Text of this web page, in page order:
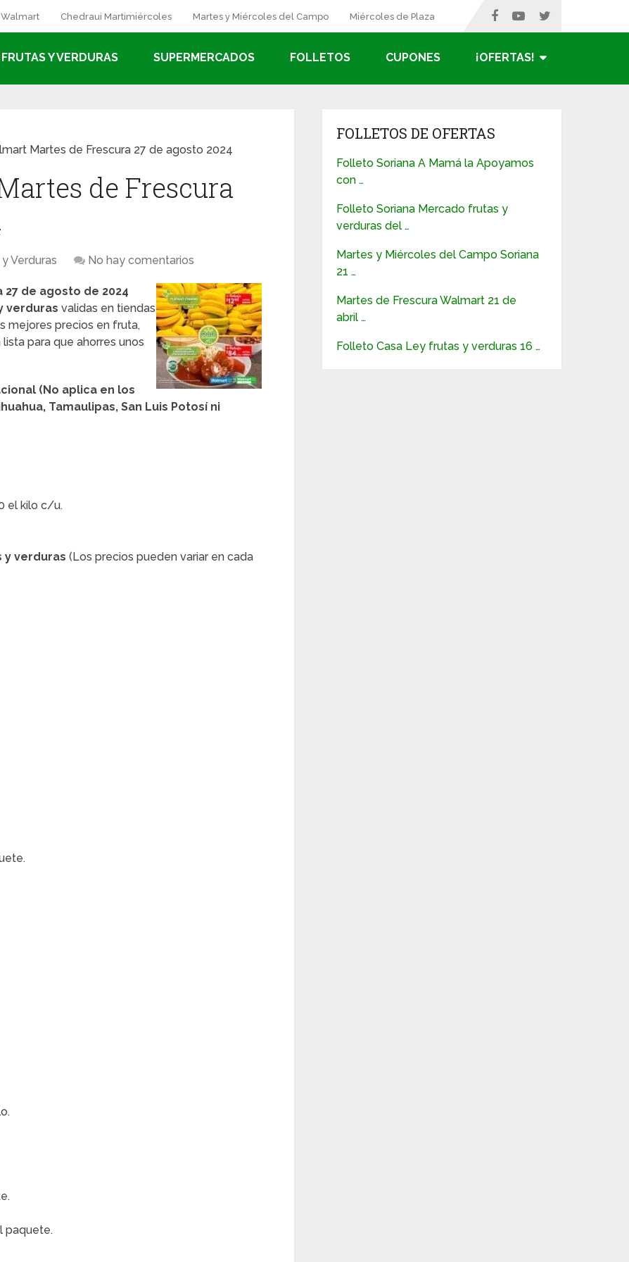
Chedraui Martimiércoles Martes y Miércoles del Campo Miércoles de Plaza
FRUTAS Y VERDURAS SUPERMERCADOS FOLLETOS CUPONES ¡OFERTAS!
Martes de Frescura 27 de agosto 2024
de Frescura
Verduras No hay comentarios
de agosto de 2024
verduras validas en tiendas
mejores precios en fruta,
para que ahorres unos
(No aplica en los
Tamaulipas, San Luis Potosí ni
el kilo c/u.
y verduras (Los precios pueden variar en cada
paquete.
FOLLETOS DE OFERTAS
Folleto Soriana A Mamá la Apoyamos
con …
Folleto Soriana Mercado frutas y
verduras del …
Martes y Miércoles del Campo Soriana
21 …
Martes de Frescura Walmart 21 de
abril …
Folleto Casa Ley frutas y verduras 16 …